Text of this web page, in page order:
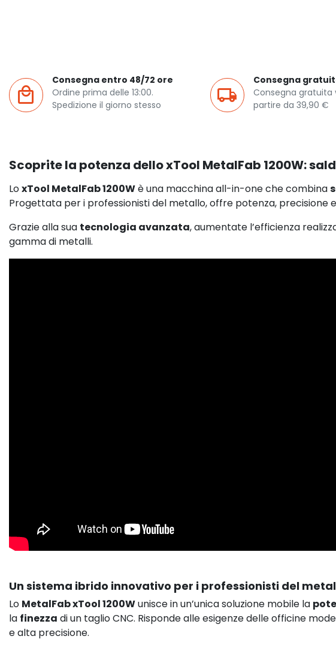
Consegna entro 48/72 ore
Ordine prima delle 13:00.
Spedizione il giorno stesso
Consegna
Consegna gratuita
partire da 39,90 €
Scoprite la potenza dello xTool MetalFab 1200W:
LoxTool MetalFab 1200Wè una macchina all-in-one che combina
Progettata per i professionisti del metallo, offre potenza, precisione
Grazie alla sua tecnologia avanzata, aumentate l’efficienza
gamma di metalli.
Un sistema ibrido innovativo per i professionisti del
Lo MetalFab xTool 1200Wunisce in un’unica soluzione mobile la
la finezza di un taglio CNC. Risponde alle esigenze delle officine
e alta precisione.